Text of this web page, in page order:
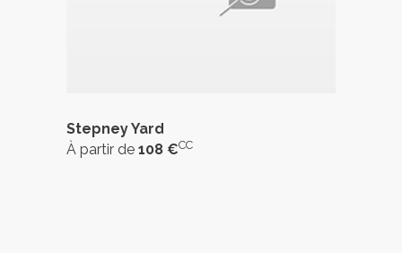
Stepney Yard
À partir de 108 €CC